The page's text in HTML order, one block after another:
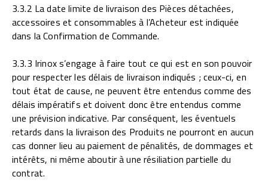
3.3.2 La date limite de livraison des Pièces détachées,
accessoires et consommables à l’Acheteur est indiquée
dans la Confirmation de Commande.
3.3.3 Irinox s’engage à faire tout ce qui est en son pouvoir
pour respecter les délais de livraison indiqués ; ceux-ci, en
tout état de cause, ne peuvent être entendus comme des
délais impératifs et doivent donc être entendus comme
une prévision indicative. Par conséquent, les éventuels
retards dans la livraison des Produits ne pourront en aucun
cas donner lieu au paiement de pénalités, de dommages et
intérêts, ni même aboutir à une résiliation partielle du
contrat.